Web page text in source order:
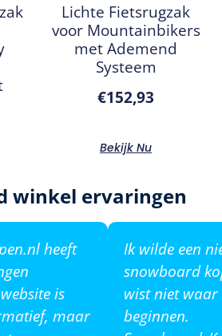
Lichte Fietsrugzak
voor Mountainbikers
met Ademend
Systeem
€152,93
Bekijk Nu
winkel ervaringen
heeft
is
maar
Ik wilde een
snowboard
wist niet waar
beginnen.